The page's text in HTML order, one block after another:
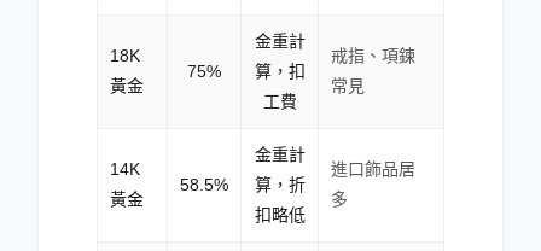
18K
黃金
75%
金重計
算，扣
工費
戒指、項鍊
常見
14K
黃金
58.5%
金重計
算，折
扣略低
進口飾品居
多